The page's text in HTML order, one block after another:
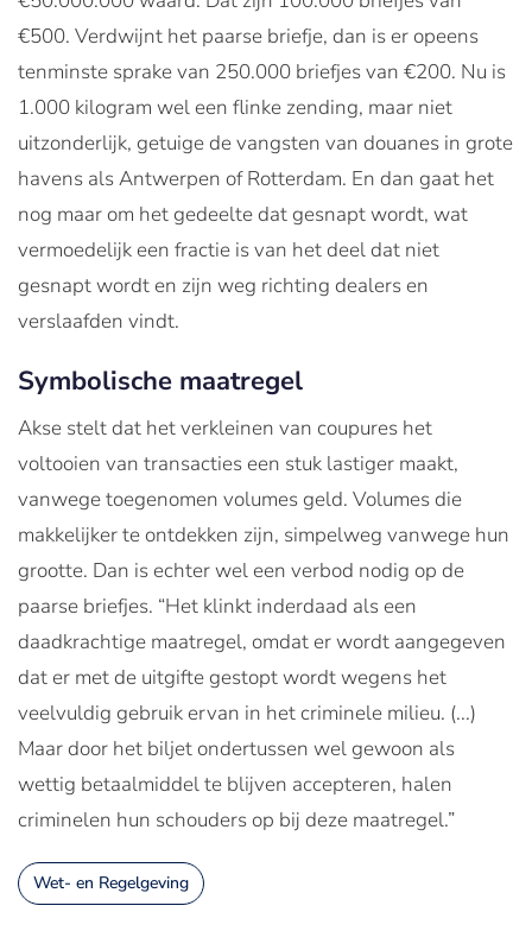
€500. Verdwijnt het paarse briefje, dan is er opeens
tenminste sprake van 250.000 briefjes van €200. Nu is
1.000 kilogram wel een flinke zending, maar niet
uitzonderlijk, getuige de vangsten van douanes in grote
havens als Antwerpen of Rotterdam. En dan gaat het
nog maar om het gedeelte dat gesnapt wordt, wat
vermoedelijk een fractie is van het deel dat niet
gesnapt wordt en zijn weg richting dealers en
verslaafden vindt.
Symbolische maatregel
Akse stelt dat het verkleinen van coupures het
voltooien van transacties een stuk lastiger maakt,
vanwege toegenomen volumes geld. Volumes die
makkelijker te ontdekken zijn, simpelweg vanwege hun
grootte. Dan is echter wel een verbod nodig op de
paarse briefjes. “Het klinkt inderdaad als een
daadkrachtige maatregel, omdat er wordt aangegeven
dat er met de uitgifte gestopt wordt wegens het
veelvuldig gebruik ervan in het criminele milieu. (...)
Maar door het biljet ondertussen wel gewoon als
wettig betaalmiddel te blijven accepteren, halen
criminelen hun schouders op bij deze maatregel.”
Wet- en Regelgeving